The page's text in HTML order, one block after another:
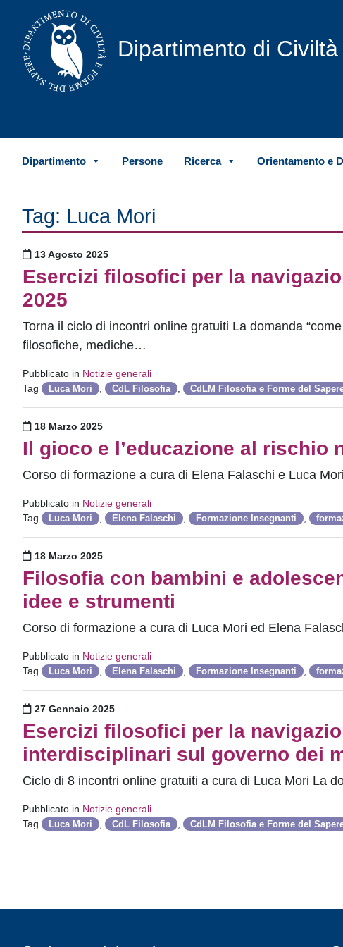
Vai al contenuto
Dipartimento di
Dipartimento Persone Ricerca Orientamento e
Tag: Luca Mori
Pubblicato il
13 Agosto 2025
Esercizi filosofici per la
2025
Torna il ciclo di incontri online gratuiti La domanda
filosofiche, mediche…
Pubblicato in Notizie generali
Tag
Luca Mori , CdL Filosofia , CdLM Filosofia e Forme del
Pubblicato il
18 Marzo 2025
Il gioco e l’educazione al rischio
Corso di formazione a cura di Elena Falaschi e Luca
Pubblicato in Notizie generali
Tag
Luca Mori , Elena Falaschi , Formazione Insegnanti ,
Pubblicato il
18 Marzo 2025
Filosofia con bambini e
idee e strumenti
Corso di formazione a cura di Luca Mori ed Elena
Pubblicato in Notizie generali
Tag
Luca Mori , Elena Falaschi , Formazione Insegnanti ,
Pubblicato il
27 Gennaio 2025
Esercizi filosofici per la
interdisciplinari sul governo dei
Ciclo di 8 incontri online gratuiti a cura di Luca Mori La
Pubblicato in Notizie generali
Tag
Luca Mori , CdL Filosofia , CdLM Filosofia e Forme del